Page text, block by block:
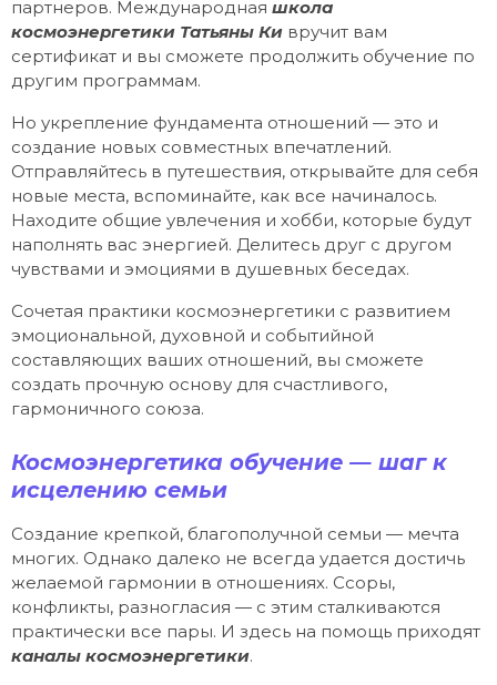
партнеров. Международная школа
космоэнергетики Татьяны Ки вручит вам
сертификат и вы сможете продолжить обучение по
другим программам.
Но укрепление фундамента отношений — это и
создание новых совместных впечатлений.
Отправляйтесь в путешествия, открывайте для себя
новые места, вспоминайте, как все начиналось.
Находите общие увлечения и хобби, которые будут
наполнять вас энергией. Делитесь друг с другом
чувствами и эмоциями в душевных беседах.
Сочетая практики космоэнергетики с развитием
эмоциональной, духовной и событийной
составляющих ваших отношений, вы сможете
создать прочную основу для счастливого,
гармоничного союза.
Космоэнергетика обучение — шаг к
исцелению семьи
Создание крепкой, благополучной семьи — мечта
многих. Однако далеко не всегда удается достичь
желаемой гармонии в отношениях. Ссоры,
конфликты, разногласия — с этим сталкиваются
практически все пары. И здесь на помощь приходят
каналы космоэнергетики.